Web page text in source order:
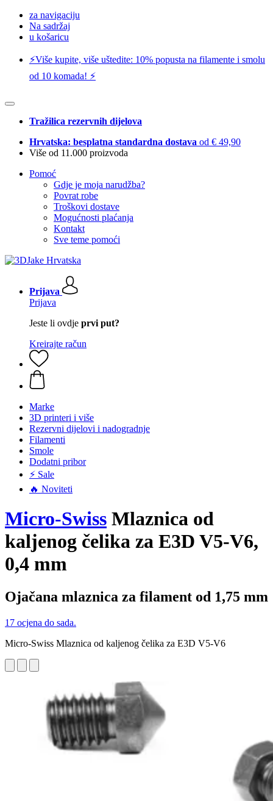
za navigaciju
Na sadržaj
u košaricu
⚡️Više kupite, više uštedite: 10% popusta na filamente i smolu
od 10 komada! ⚡️
Tražilica rezervnih dijelova
Hrvatska: besplatna standardna dostava od € 49,90
Više od 11.000 proizvoda
Pomoć
Gdje je moja narudžba?
Povrat robe
Troškovi dostave
Mogućnosti plaćanja
Kontakt
Sve teme pomoći
Prijava
Prijava
Jeste li ovdje prvi put?
Kreirajte račun
Marke
3D printeri i više
Rezervni dijelovi i nadogradnje
Filamenti
Smole
Dodatni pribor
⚡ Sale
🔥 Noviteti
Micro-Swiss Mlaznica od
kaljenog čelika za E3D V5-V6,
0,4 mm
Ojačana mlaznica za filament od 1,75 mm
17 ocjena do sada.
Micro-Swiss Mlaznica od kaljenog čelika za E3D V5-V6